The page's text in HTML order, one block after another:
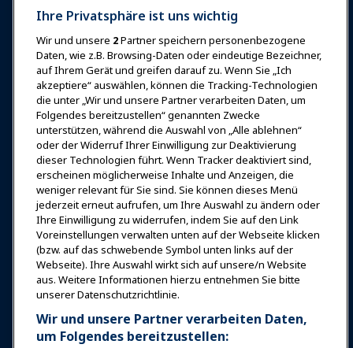
Anmelden Jetzt beitreten
Auszeichnungen Karrieren
Kontakt
Expos & Veranstaltungen
News & Funwelt
Bildung
Sicherheit & Schutz
Plädoyer
Forschung & Berichte
Ihre Privatsphäre ist uns wichtig
Wir und unsere 2Partner speichern personenbezogene
Daten, wie z.B. Browsing-Daten oder eindeutige Bezeichner,
auf Ihrem Gerät und greifen darauf zu. Wenn Sie „Ich
akzeptiere“ auswählen, können die Tracking-Technologien
die unter „Wir und unsere Partner verarbeiten Daten, um
Folgendes bereitzustellen“ genannten Zwecke
unterstützen, während die Auswahl von „Alle ablehnen“
oder der Widerruf Ihrer Einwilligung zur Deaktivierung
dieser Technologien führt. Wenn Tracker deaktiviert sind,
erscheinen möglicherweise Inhalte und Anzeigen, die
weniger relevant für Sie sind. Sie können dieses Menü
jederzeit erneut aufrufen, um Ihre Auswahl zu ändern oder
Ihre Einwilligung zu widerrufen, indem Sie auf den Link
Voreinstellungen verwalten unten auf der Webseite klicken
(bzw. auf das schwebende Symbol unten links auf der
Webseite). Ihre Auswahl wirkt sich auf unsere/n Website
aus. Weitere Informationen hierzu entnehmen Sie bitte
unserer Datenschutzrichtlinie.
Wir und unsere Partner verarbeiten Daten,
um Folgendes bereitzustellen: